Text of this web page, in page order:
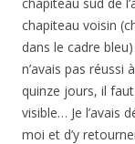
chapiteau voisin
dans le cadre
n’avais pas
quinze jours, il
visible… Je l’avais
moi et d’y